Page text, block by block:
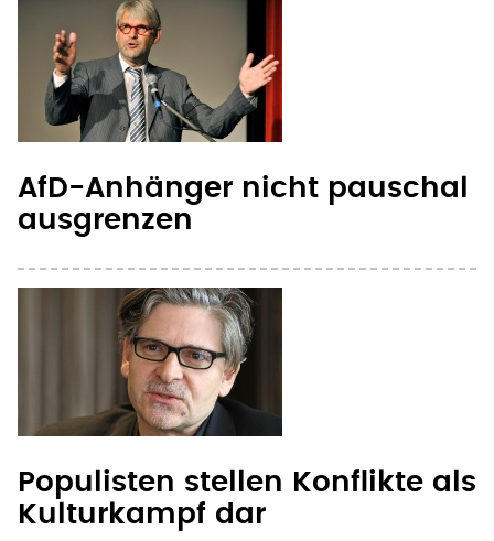
AfD-Anhänger nicht pauschal
ausgrenzen
Populisten stellen Konflikte als
Kulturkampf dar